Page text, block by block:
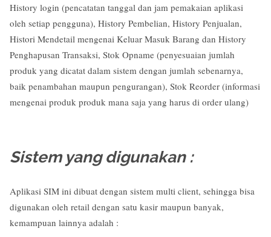
History login (pencatatan tanggal dan jam pemakaian aplikasi
oleh setiap pengguna), History Pembelian, History Penjualan,
Histori Mendetail mengenai Keluar Masuk Barang dan History
Penghapusan Transaksi, Stok Opname (penyesuaian jumlah
produk yang dicatat dalam sistem dengan jumlah sebenarnya,
baik penambahan maupun pengurangan), Stok Reorder (informasi
mengenai produk produk mana saja yang harus di order ulang)
Sistem yang digunakan :
Aplikasi SIM ini dibuat dengan sistem multi client, sehingga bisa
digunakan oleh retail dengan satu kasir maupun banyak,
kemampuan lainnya adalah :